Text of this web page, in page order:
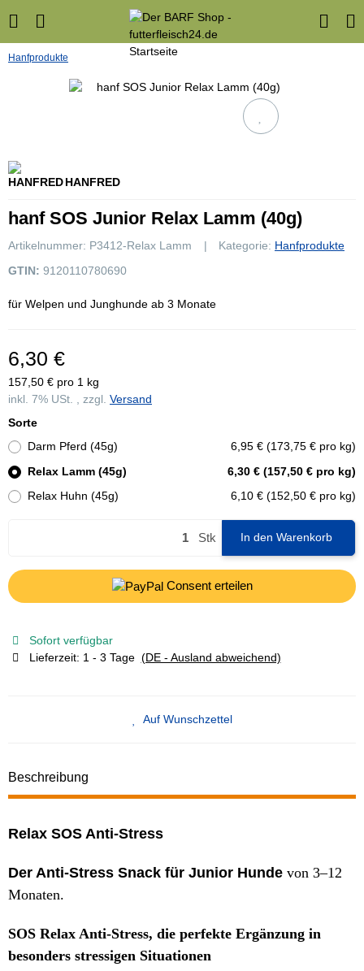
Hanfprodukte
HANFRED
hanf SOS Junior Relax Lamm (40g)
Artikelnummer: P3412-Relax Lamm Kategorie: Hanfprodukte
GTIN: 9120110780690
für Welpen und Junghunde ab 3 Monate
6,30 €
157,50 € pro 1 kg
inkl. 7% USt. , zzgl. Versand
Sorte
Darm Pferd (45g)
6,95 € (173,75 € pro kg)
Relax Lamm (45g)
6,30 € (157,50 € pro kg)
Relax Huhn (45g)
6,10 € (152,50 € pro kg)
Stk In den Warenkorb
Consent erteilen
Sofort verfügbar
Lieferzeit: 1 - 3 Tage (DE - Ausland abweichend)
Auf Wunschzettel
Beschreibung
Relax SOS Anti-Stress
Der Anti-Stress Snack für Junior Hunde von 3–12
Monaten.
SOS Relax Anti-Stress, die perfekte Ergänzung in
besonders stressigen Situationen